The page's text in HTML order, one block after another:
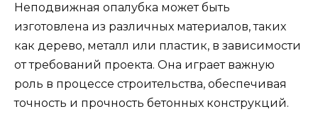
Неподвижная опалубка может быть
изготовлена из различных материалов, таких
как дерево, металл или пластик, в зависимости
от требований проекта. Она играет важную
роль в процессе строительства, обеспечивая
точность и прочность бетонных конструкций.